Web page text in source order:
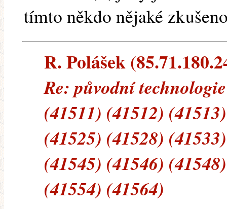
tímto někdo nějaké
R. Polášek
Re: původní
(41511) (41512)
(41525) (41528)
(41545) (41546)
(41554) (41564)